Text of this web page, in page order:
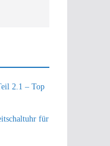
2.1 – Top
für